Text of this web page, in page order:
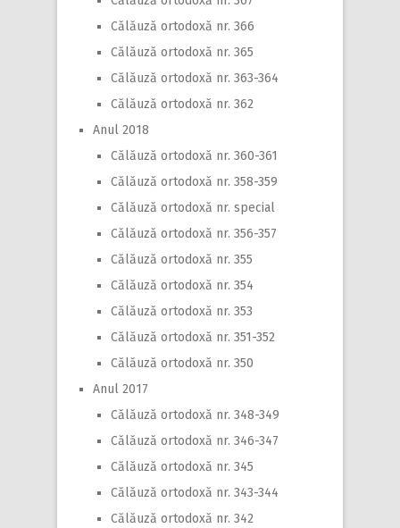
Călăuză ortodoxă nr. 366
Călăuză ortodoxă nr. 365
Călăuză ortodoxă nr. 363-364
Călăuză ortodoxă nr. 362
Anul 2018
Călăuză ortodoxă nr. 360-361
Călăuză ortodoxă nr. 358-359
Călăuză ortodoxă nr. special
Călăuză ortodoxă nr. 356-357
Călăuză ortodoxă nr. 355
Călăuză ortodoxă nr. 354
Călăuză ortodoxă nr. 353
Călăuză ortodoxă nr. 351-352
Călăuză ortodoxă nr. 350
Anul 2017
Călăuză ortodoxă nr. 348-349
Călăuză ortodoxă nr. 346-347
Călăuză ortodoxă nr. 345
Călăuză ortodoxă nr. 343-344
Călăuză ortodoxă nr. 342